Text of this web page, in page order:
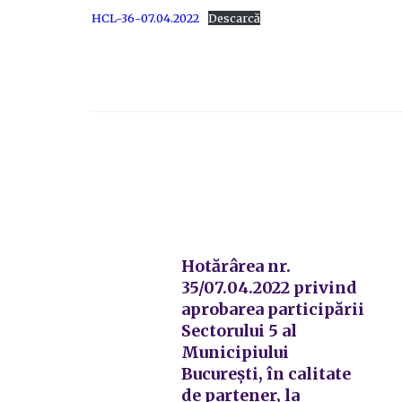
HCL-36-07.04.2022 Descarcă
Hotărârea nr.
35/07.04.2022 privind
aprobarea participării
Sectorului 5 al
Municipiului
București, în calitate
de partener, la